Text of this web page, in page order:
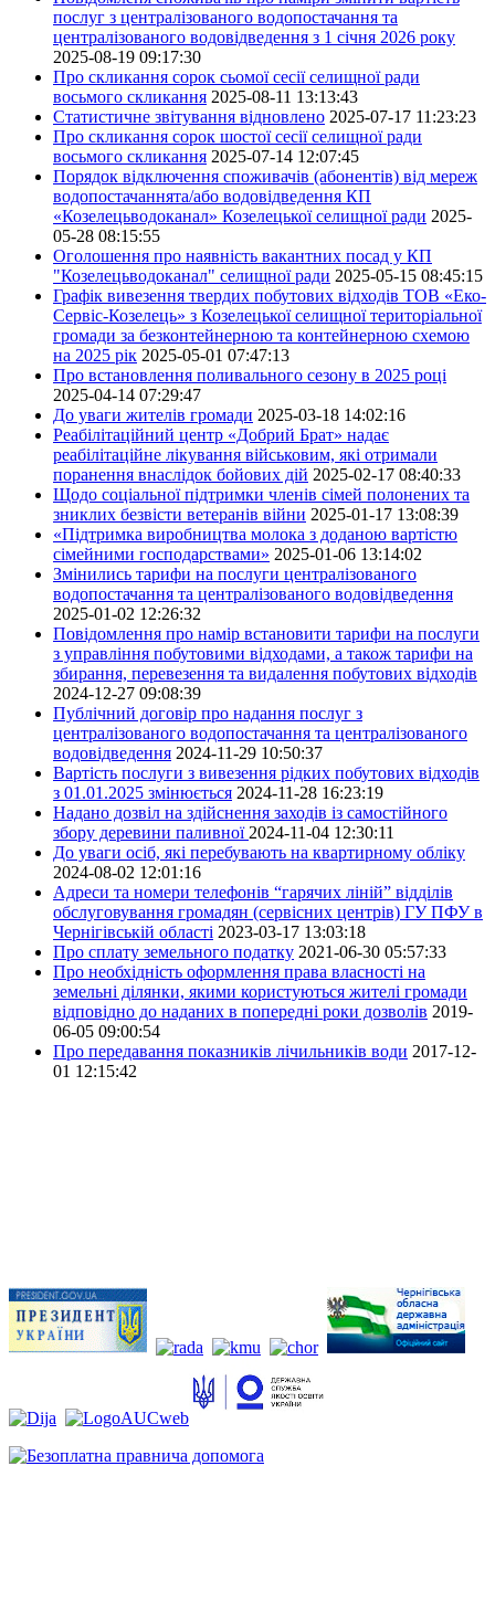
послуг з централізованого водопостачання та
централізованого водовідведення з 1 січня 2026 року
2025-08-19 09:17:30
Про скликання сорок сьомої сесії селищної ради
восьмого скликання 2025-08-11 13:13:43
Статистичне звітування відновлено 2025-07-17 11:23:23
Про скликання сорок шостої сесії селищної ради
восьмого скликання 2025-07-14 12:07:45
Порядок відключення споживачів (абонентів) від мереж
водопостачаннята/або водовідведення КП
«Козелецьводоканал» Козелецької селищної ради 2025-
05-28 08:15:55
Оголошення про наявність вакантних посад у КП
"Козелецьводоканал" селищної ради 2025-05-15 08:45:15
Графік вивезення твердих побутових відходів ТОВ «Еко-
Сервіс-Козелець» з Козелецької селищної територіальної
громади за безконтейнерною та контейнерною схемою
на 2025 рік 2025-05-01 07:47:13
Про встановлення поливального сезону в 2025 році
2025-04-14 07:29:47
До уваги жителів громади 2025-03-18 14:02:16
Реабілітаційний центр «Добрий Брат» надає
реабілітаційне лікування військовим, які отримали
поранення внаслідок бойових дій 2025-02-17 08:40:33
Щодо соціальної підтримки членів сімей полонених та
зниклих безвісти ветеранів війни 2025-01-17 13:08:39
«Підтримка виробництва молока з доданою вартістю
сімейними господарствами» 2025-01-06 13:14:02
Змінились тарифи на послуги централізованого
водопостачання та централізованого водовідведення
2025-01-02 12:26:32
Повідомлення про намір встановити тарифи на послуги
з управління побутовими відходами, а також тарифи на
збирання, перевезення та видалення побутових відходів
2024-12-27 09:08:39
Публічний договір про надання послуг з
централізованого водопостачання та централізованого
водовідведення 2024-11-29 10:50:37
Вартість послуги з вивезення рідких побутових відходів
з 01.01.2025 змінюється 2024-11-28 16:23:19
Надано дозвіл на здійснення заходів із самостійного
збору деревини паливної 2024-11-04 12:30:11
До уваги осіб, які перебувають на квартирному обліку
2024-08-02 12:01:16
Адреси та номери телефонів “гарячих ліній” відділів
обслуговування громадян (сервісних центрів) ГУ ПФУ в
Чернігівській області 2023-03-17 13:03:18
Про сплату земельного податку 2021-06-30 05:57:33
Про необхідність оформлення права власності на
земельні ділянки, якими користуються жителі громади
відповідно до наданих в попередні роки дозволів 2019-
06-05 09:00:54
Про передавання показників лічильників води 2017-12-
01 12:15:42